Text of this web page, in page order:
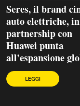
Seres, il brand
auto elettriche, in
partnership con
Huawei punta
all'espansione
LEGGI